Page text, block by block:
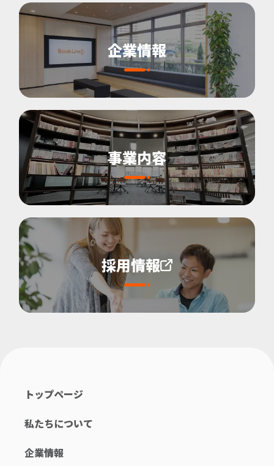
企業情報
事業内容
採用情報
トップページ
私たちについて
企業情報